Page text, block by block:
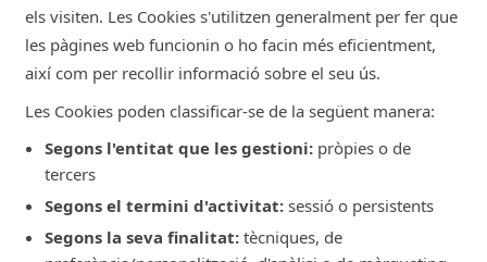
els visiten. Les Cookies s'utilitzen generalment per fer que
les pàgines web funcionin o ho facin més eficientment,
així com per recollir informació sobre el seu ús.
Les Cookies poden classificar-se de la següent manera:
Segons l'entitat que les gestioni:pròpies o de
tercers
Segons el termini d'activitat:sessió o persistents
Segons la seva finalitat:tècniques, de